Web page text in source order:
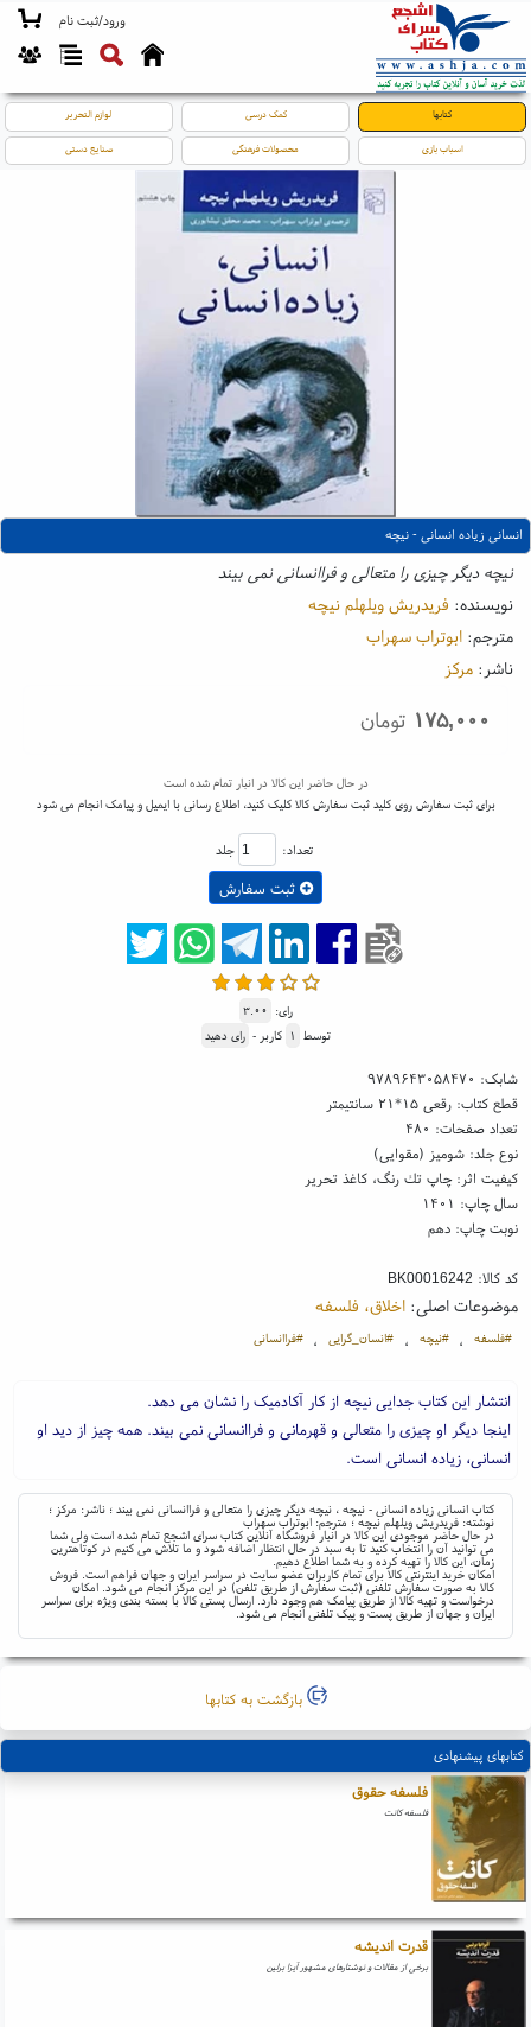
ورود/ثبت نام
کتابها کمک درسی لوازم التحریر
اسباب بازی محصولات فرهنگی صنایع دستی
انسانی زیاده انسانی - نیچه
نیچه دیگر چیزی را متعالی و فراانسانی نمی بیند
نویسنده: فریدریش ویلهلم نیچه
مترجم: ابوتراب سهراب
ناشر: مرکز
۱۷۵,۰۰۰ تومان
در حال حاضر این کالا در انبار تمام شده است
برای ثبت سفارش روی کلید ثبت سفارش کالا کلیک کنید، اطلاع رسانی با ایمیل و پیامک انجام می شود
تعداد: جلد
ثبت سفارش
رای: ۳.۰۰
توسط ۱ کاربر - رای دهید
شابک: ۹۷۸۹۶۴۳۰۵۸۴۷۰
قطع کتاب: رقعی ۱۵*۲۱ سانتیمتر
تعداد صفحات: ۴۸۰
نوع جلد: شومیز (مقوایی)
کیفیت اثر: چاپ تك رنگ، کاغذ تحریر
سال چاپ: ۱۴۰۱
نوبت چاپ: دهم
کد کالا: BK00016242
موضوعات اصلی:اخلاق، فلسفه
#فلسفه ، #نیچه ، #انسان_گرایی ، #فراانسانی
انتشار این کتاب جدایی نیچه از کار آکادمیک را نشان می دهد.
اینجا دیگر او چیزی را متعالی و قهرمانی و فراانسانی نمی بیند. همه چیز از دید او
انسانی، زیاده انسانی است.
کتاب انسانی زیاده انسانی - نیچه ، نیچه دیگر چیزی را متعالی و فراانسانی نمی بیند ؛ ناشر: مرکز ؛
نوشته: فریدریش ویلهلم نیچه ؛ مترجم: ابوتراب سهراب
در حال حاضر موجودی این کالا در انبار فروشگاه آنلاین کتاب سرای اشجع تمام شده است ولی شما
می توانید آن را انتخاب کنید تا به سبد در حال انتظار اضافه شود و ما تلاش می کنیم در کوتاهترین
زمان، این کالا را تهیه کرده و به شما اطلاع دهیم.
امکان خرید اینترنتی کالا برای تمام کاربران عضو سایت در سراسر ایران و جهان فراهم است. فروش
کالا به صورت سفارش تلفنی (ثبت سفارش از طریق تلفن) در این مرکز انجام می شود. امکان
درخواست و تهیه کالا از طریق پیامک هم وجود دارد. ارسال پستی کالا با بسته بندی ویژه برای سراسر
ایران و جهان از طریق پست و پیک تلفنی انجام می شود.
بازگشت به کتابها
کتابهای پیشنهادی
فلسفه حقوق
فلسفه کانت
قدرت اندیشه
برخی از مقالات و نوشتارهای مشهور آیزا برلین